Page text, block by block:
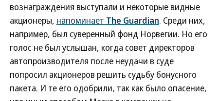
вознаграждения выступали и некоторые видные
акционеры, напоминает The Guardian. Среди них,
например, был суверенный фонд Норвегии. Но его
голос не был услышан, когда совет директоров
автопроизводителя после неудачи в суде
попросил акционеров решить судьбу бонусного
пакета. И те его одобрили, так как было опасение,